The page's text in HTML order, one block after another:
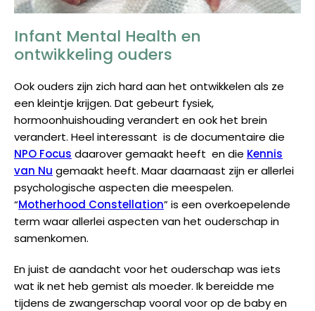
Infant Mental Health en
ontwikkeling ouders
Ook ouders zijn zich hard aan het ontwikkelen als ze
een kleintje krijgen. Dat gebeurt fysiek,
hormoonhuishouding verandert en ook het brein
verandert. Heel interessant is de documentaire die
NPO Focus daarover gemaakt heeft en die Kennis
van Nu gemaakt heeft. Maar daarnaast zijn er allerlei
psychologische aspecten die meespelen.
“Motherhood Constellation” is een overkoepelende
term waar allerlei aspecten van het ouderschap in
samenkomen.
En juist de aandacht voor het ouderschap was iets
wat ik net heb gemist als moeder. Ik bereidde me
tijdens de zwangerschap vooral voor op de baby en